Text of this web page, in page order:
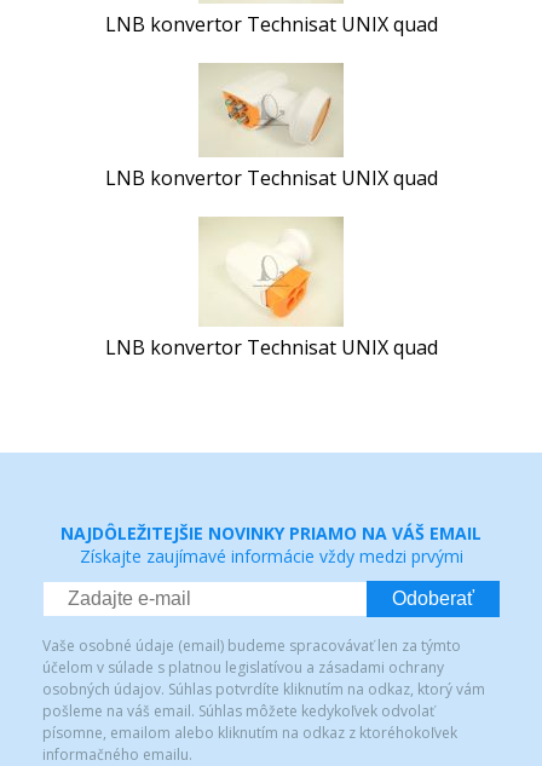
LNB konvertor Technisat UNIX quad
LNB konvertor Technisat UNIX quad
LNB konvertor Technisat UNIX quad
NAJDÔLEŽITEJŠIE NOVINKY PRIAMO NA VÁŠ EMAIL
Získajte zaujímavé informácie vždy medzi prvými
Odoberať
Vaše osobné údaje (email) budeme spracovávať len za týmto
účelom v súlade s platnou legislatívou a zásadami ochrany
osobných údajov. Súhlas potvrdíte kliknutím na odkaz, ktorý vám
pošleme na váš email. Súhlas môžete kedykoľvek odvolať
písomne, emailom alebo kliknutím na odkaz z ktoréhokoľvek
informačného emailu.